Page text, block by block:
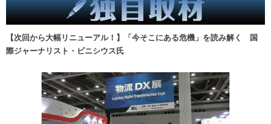
【次回から大幅リニューアル！】「今そこにある危機」を読み解く 国
際ジャーナリスト・ビニシウス氏